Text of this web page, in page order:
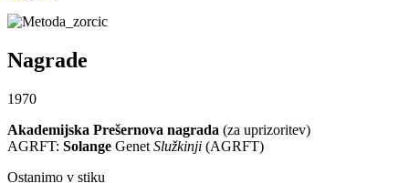
Nagrade
1970
Akademijska Prešernova nagrada (za uprizoritev)
AGRFT: Solange Genet Služkinji (AGRFT)
Ostanimo v stiku